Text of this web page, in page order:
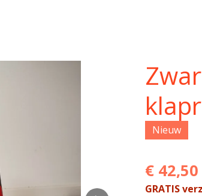
Nieuw
€ 42,50
GRATIS